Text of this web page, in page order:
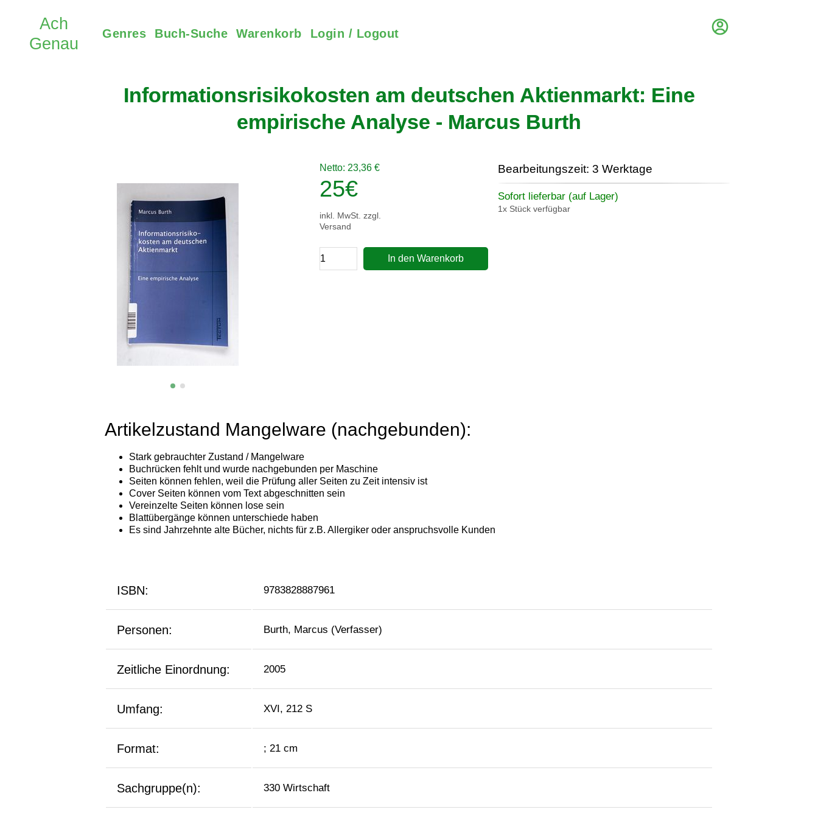
Genres Buch-Suche Warenkorb Login / Logout
Informationsrisikokosten am deutschen Aktienmarkt: Eine
empirische Analyse - Marcus Burth
Netto: 23,36 €
25€
inkl. MwSt. zzgl.
Versand
In den Warenkorb
Bearbeitungszeit: 3 Werktage
Sofort lieferbar (auf Lager)
1x Stück verfügbar
ISBN: 9783828887961
Personen: Burth, Marcus (Verfasser)
Zeitliche Einordnung: 2005
Umfang: XVI, 212 S
Format: ; 21 cm
Sachgruppe(n): 330 Wirtschaft